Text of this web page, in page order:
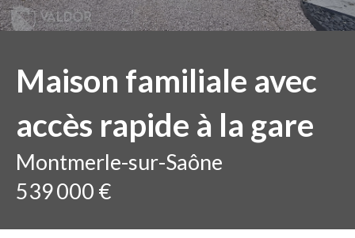
Maison familiale avec
accès rapide à la gare
Montmerle-sur-Saône
539 000 €